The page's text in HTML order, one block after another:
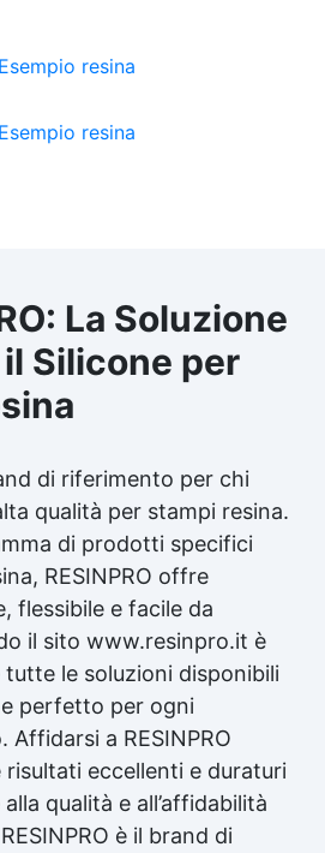
La Soluzione
Silicone per
di riferimento per chi
qualità per stampi resina.
di prodotti specifici
RESINPRO offre
flessibile e facile da
il sito www.resinpro.it è
le soluzioni disponibili
perfetto per ogni
a RESINPRO
eccellenti e duraturi
qualità e all’affidabilità
è il brand di